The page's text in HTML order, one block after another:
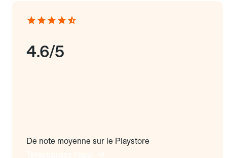
4.6/5
De note moyenne sur le Playstore